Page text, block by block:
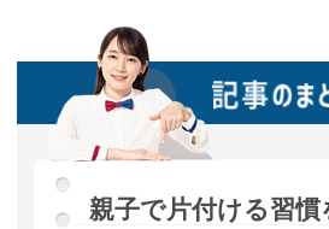
親子で片付ける習